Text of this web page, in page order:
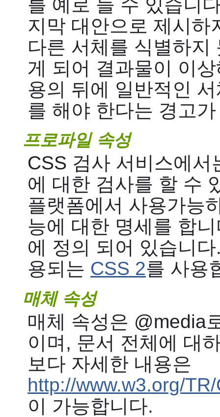
를 예로 들 수 있습니
지막 대안으로 제시하
다른 서체를 식별하지
게 되어 결과물이 이
용의 뒤에 일반적인
를 해야 한다는 경고
프로파일 속성
CSS 검사 서비스에
에 대한 검사를 할 수
플랫폼에서 사용가능
능에 대한 명세를 합
에 정의 되어 있습니
용되는 CSS 2를 사용
매체 속성
매체 속성은 @media
이며, 문서 전체에 대
보다 자세한 내용은
http://www.w3.org/
이 가능합니다.